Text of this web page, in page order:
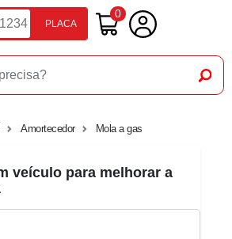
PLACA
0
Amortecedor Mola a gas
veículo para melhorar a